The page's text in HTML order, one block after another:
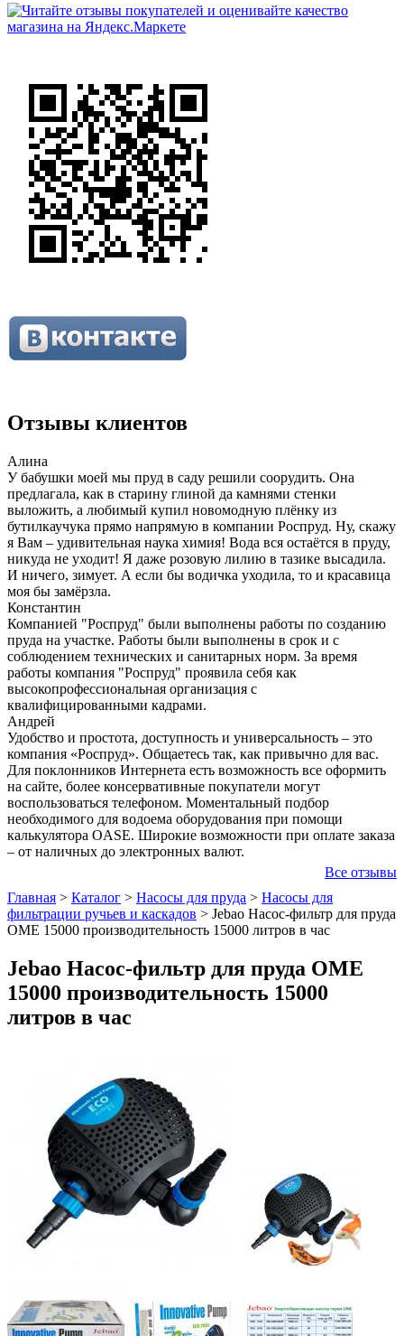
Отзывы клиентов
Алина
У бабушки моей мы пруд в саду решили соорудить. Она
предлагала, как в старину глиной да камнями стенки
выложить, а любимый купил новомодную плёнку из
бутилкаучука прямо напрямую в компании Роспруд. Ну, скажу
я Вам – удивительная наука химия! Вода вся остаётся в пруду,
никуда не уходит! Я даже розовую лилию в тазике высадила.
И ничего, зимует. А если бы водичка уходила, то и красавица
моя бы замёрзла.
Константин
Компанией "Роспруд" были выполнены работы по созданию
пруда на участке. Работы были выполнены в срок и с
соблюдением технических и санитарных норм. За время
работы компания "Роспруд" проявила себя как
высокопрофессиональная организация с
квалифицированными кадрами.
Андрей
Удобство и простота, доступность и универсальность – это
компания «Роспруд». Общаетесь так, как привычно для вас.
Для поклонников Интернета есть возможность все оформить
на сайте, более консервативные покупатели могут
воспользоваться телефоном. Моментальный подбор
необходимого для водоема оборудования при помощи
калькулятора OASE. Широкие возможности при оплате заказа
– от наличных до электронных валют.
Все отзывы
Главная > Каталог > Насосы для пруда > Насосы для
фильтрации ручьев и каскадов > Jebao Насос-фильтр для пруда
OME 15000 производительность 15000 литров в час
Jebao Насос-фильтр для пруда OME
15000 производительность 15000
литров в час